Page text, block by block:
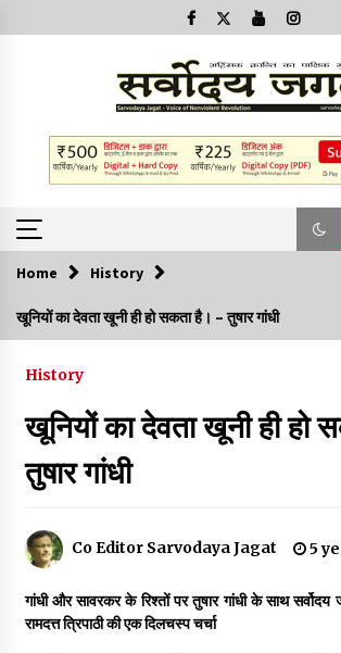
News
बनारस में अब सर्व सेवा संघ के मुख्य भवनों को
डॉक्टर अंबेडकर सामाजिक नवजागरण के
Home History
खूनियों का देवता खूनी ही हो सकता है। – तुषार गांधी
History
खूनियों का देवता खूनी ही हो
तुषार गांधी
Co Editor Sarvodaya Jagat 5
गांधी और सावरकर के रिश्तों पर तुषार गांधी के साथ
रामदत्त त्रिपाठी की एक दिलचस्प चर्चा